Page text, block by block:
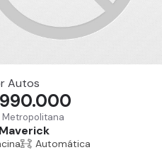
Autos
Metropolitana
Automática